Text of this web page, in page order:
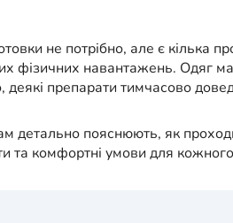
не потрібно, але є кілька
фізичних навантажень. Одяг
препарати тимчасово
детально пояснюють, як
та комфортні умови для